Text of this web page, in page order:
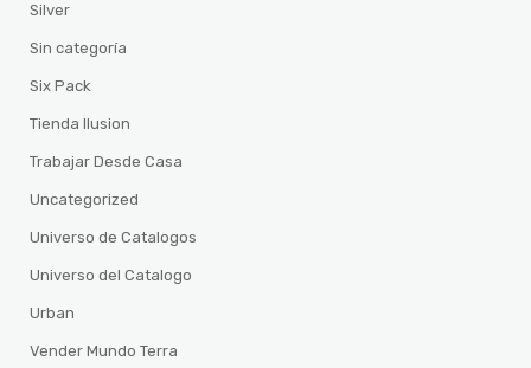
Silver
Sin categoría
Six Pack
Tienda Ilusion
Trabajar Desde Casa
Uncategorized
Universo de Catalogos
Universo del Catalogo
Urban
Vender Mundo Terra